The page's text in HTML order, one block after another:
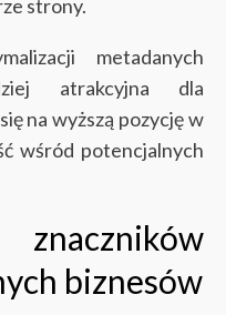
strony.
metadanych
atrakcyjna dla
na wyższą pozycję w
wśród potencjalnych
biznesów